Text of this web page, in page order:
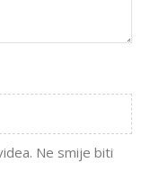
Ne smije biti